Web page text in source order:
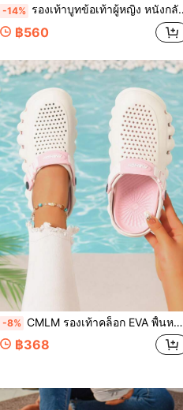
-14% รองเท้าบูทข้อเท้าผู้หญิง หนังกลับ ซิปหลัง ส้นหนา ปลายแหลม รองเท้าแต่งงานที่หรูหรา รองเท้าบูทข้อเท้าสำหรับเพื่อนเจ้าสาวที่หลากหลาย
฿560
-8% CMLM รองเท้าคล็อก EVA พื้นหนา น้ำหนักเบา ลายคัลเลอร์บล็อก สำหรับผู้หญิง ไซส์ใหญ่ ฤดูร้อน หัวปิด แบบสวม พร้อมสายรัดส้นปรับได้ รองเท้าแตะสปอร์ตชายหาด
฿368